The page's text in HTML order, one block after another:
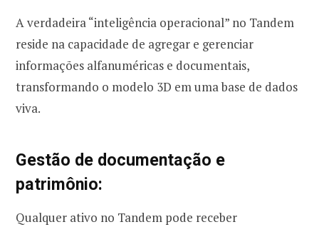
A verdadeira “inteligência operacional” no Tandem
reside na capacidade de agregar e gerenciar
informações alfanuméricas e documentais,
transformando o modelo 3D em uma base de dados
viva.
Gestão de documentação e
patrimônio:
Qualquer ativo no Tandem pode receber